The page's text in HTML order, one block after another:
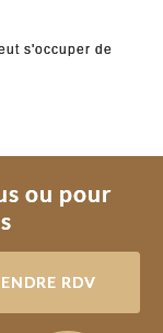
s'occuper de
ou pour
RDV